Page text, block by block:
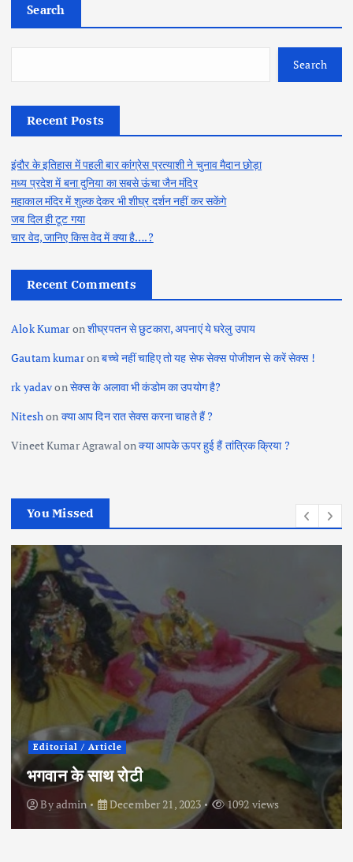
Search
Search
Recent Posts
इंदौर के इतिहास में पहली बार कांग्रेस प्रत्याशी ने चुनाव मैदान छोड़ा
मध्य प्रदेश में बना दुनिया का सबसे ऊंचा जैन मंदिर
महाकाल मंदिर में शुल्क देकर भी शीघ्र दर्शन नहीं कर सकेंगे
जब दिल ही टूट गया
चार वेद, जानिए किस वेद में क्या है….?
Recent Comments
Alok Kumaronशीघ्रपतन से छुटकारा, अपनाएं ये घरेलु उपाय
Gautam kumaronबच्चे नहीं चाहिए तो यह सेफ सेक्स पोजीशन से करें सेक्स !
rk yadavonसेक्स के अलावा भी कंडोम का उपयोग है?
Niteshon क्या आप दिन रात सेक्स करना चाहते हैं ?
Vineet Kumar Agrawalonक्या आपके ऊपर हुई हैं तांत्रिक क्रिया ?
You Missed
Editorial / Article
भगवान के साथ रोटी
Byadmin December 21, 2023 1092 views